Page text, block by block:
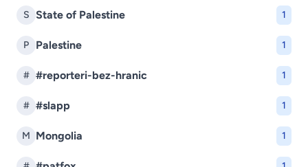
S State of Palestine 1
P Palestine 1
# #reporteri-bez-hranic 1
# #slapp 1
M Mongolia 1